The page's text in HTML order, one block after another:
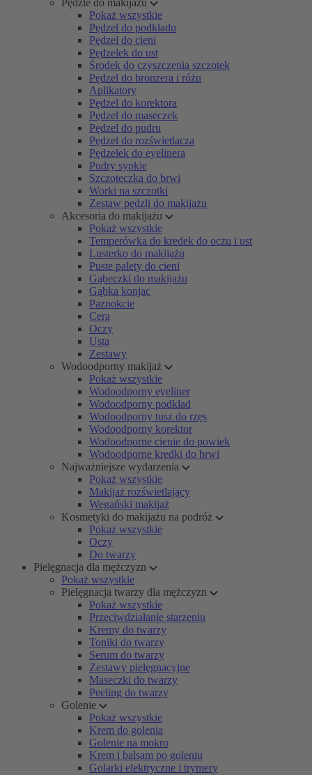
Pędzle do makijażu
Pokaż wszystkie
Pędzel do podkładu
Pędzel do cieni
Pędzelek do ust
Środek do czyszczenia szczotek
Pędzel do bronzera i różu
Aplikatory
Pędzel do korektora
Pędzel do maseczek
Pędzel do pudru
Pędzel do rozświetlacza
Pędzelek do eyelinera
Pudry sypkie
Szczoteczka do brwi
Worki na szczotki
Zestaw pędzli do makijażu
Akcesoria do makijażu
Pokaż wszystkie
Temperówka do kredek do oczu i ust
Lusterko do makijażu
Puste palety do cieni
Gąbeczki do makijażu
Gąbka konjac
Paznokcie
Cera
Oczy
Usta
Zestawy
Wodoodporny makijaż
Pokaż wszystkie
Wodoodporny eyeliner
Wodoodporny podkład
Wodoodporny tusz do rzęs
Wodoodporny korektor
Wodoodporne cienie do powiek
Wodoodporne kredki do brwi
Najważniejsze wydarzenia
Pokaż wszystkie
Makijaż rozświetlający
Wegański makijaż
Kosmetyki do makijażu na podróż
Pokaż wszystkie
Oczy
Do twarzy
Pielęgnacja dla mężczyzn
Pokaż wszystkie
Pielęgnacja twarzy dla mężczyzn
Pokaż wszystkie
Przeciwdziałanie starzeniu
Kremy do twarzy
Toniki do twarzy
Serum do twarzy
Zestawy pielęgnacyjne
Maseczki do twarzy
Peeling do twarzy
Golenie
Pokaż wszystkie
Krem do golenia
Golenie na mokro
Krem i balsam po goleniu
Golarki elektryczne i trymery